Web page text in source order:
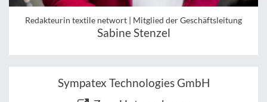
Redakteurin textile networt | Mitglied der Geschäftsleitung
Sabine Stenzel
Sympatex Technologies GmbH